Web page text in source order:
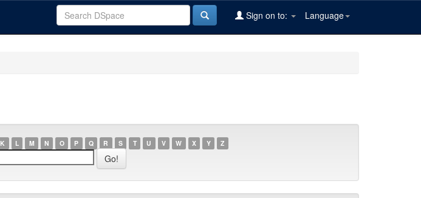
Language
Sign on to:
K L M N O P Q R S T U V W X Y Z